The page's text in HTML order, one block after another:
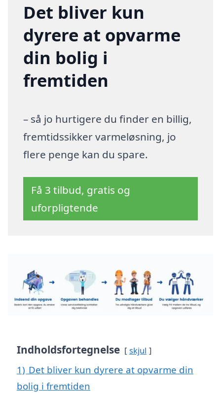
Det bliver kun
dyrere at opvarme
din bolig i
fremtiden
– så jo hurtigere du finder en billig,
fremtidssikker varmeløsning, jo
flere penge kan du spare.
Få 3 tilbud, gratis og
uforpligtende
Indholdsfortegnelse skjul
1) Det bliver kun dyrere at opvarme din
bolig i fremtiden